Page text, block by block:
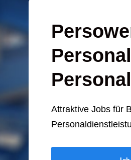
Attraktive Jobs für